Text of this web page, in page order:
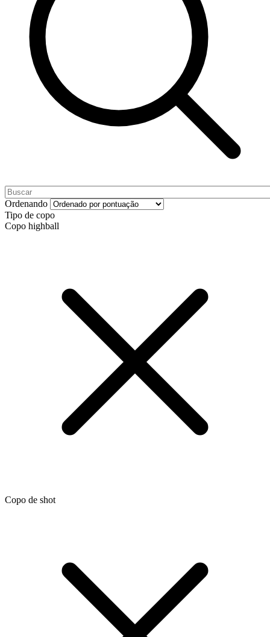
Ordenando
Tipo de copo
Copo highball
Copo de shot